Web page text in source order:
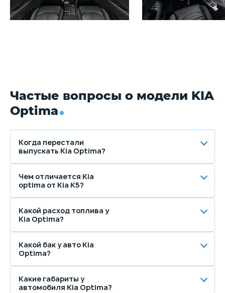
Частые вопросы о модели KIA
Optima
Когда перестали
выпускать Kia Optima?
Чем отличается Kia
optima от Kia K5?
Какой расход топлива у
Kia Optima?
Какой бак у авто Kia
Optima?
Какие габариты у
автомобиля Kia Optima?